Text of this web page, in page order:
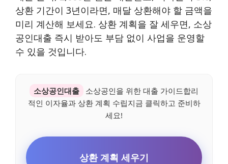
상환 기간이 3년이라면, 매달 상환해야 할 금액을
미리 계산해 보세요. 상환 계획을 잘 세우면, 소상
공인대출 즉시 받아도 부담 없이 사업을 운영할
수 있을 것입니다.
소상공인대출
소상공인을 위한 대출 가이드합리
적인 이자율과 상환 계획 수립지금 클릭하고 준비하
세요!
상환 계획 세우기